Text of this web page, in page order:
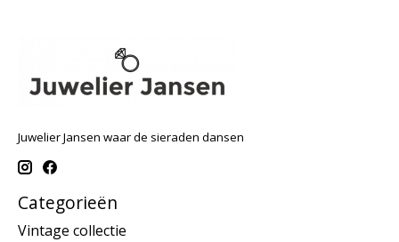
Juwelier Jansen waar de sieraden dansen
Categorieën
Vintage collectie